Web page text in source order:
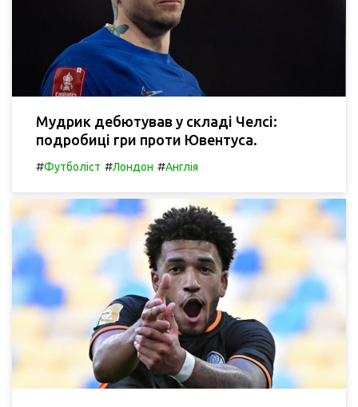
Мудрик дебютував у складі Челсі:
подробиці гри проти Ювентуса.
#Футболіст #Лондон #Англія